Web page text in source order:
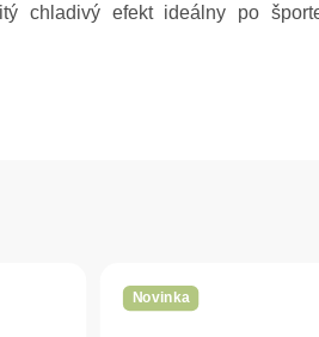
chladivý efekt ideálny po
Novinka